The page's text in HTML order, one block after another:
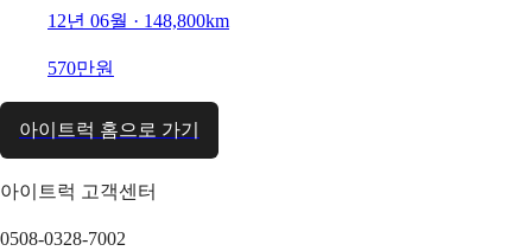
12년 06월 · 148,800km
570만원
아이트럭 홈으로 가기
아이트럭 고객센터
0508-0328-7002